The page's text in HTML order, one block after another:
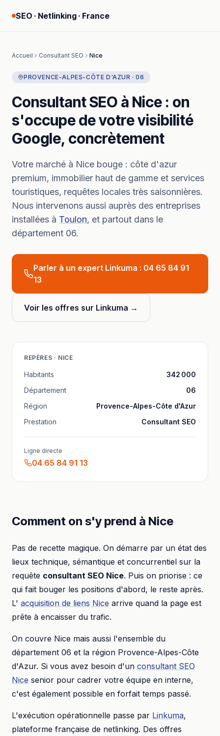
SEO · Netlinking · France
Accueil Consultant SEO Nice
PROVENCE-ALPES-CÔTE D'AZUR ·06
Consultant SEO à Nice : on
s'occupe de votre visibilité
Google, concrètement
Votre marché à Nice bouge : côte d'azur
premium, immobilier haut de gamme et services
touristiques, requêtes locales très saisonnières.
Nous intervenons aussi auprès des entreprises
installées à Toulon, et partout dans le
département 06.
Parler à un expert Linkuma : 04 65 84 91
13
Voir les offres sur Linkuma →
REPÈRES · NICE
Habitants
342 000
Département
06
Région
Provence-Alpes-Côte d'Azur
Prestation
Consultant SEO
Ligne directe
04 65 84 91 13
Comment on s'y prend à Nice
Pas de recette magique. On démarre par un état des
lieux technique, sémantique et concurrentiel sur la
requête consultant SEO Nice. Puis on priorise : ce
qui fait bouger les positions d'abord, le reste après.
L' acquisition de liens Nice arrive quand la page est
prête à encaisser du trafic.
On couvre Nice mais aussi l'ensemble du
département 06 et la région Provence-Alpes-Côte
d'Azur. Si vous avez besoin d'un consultant SEO
Nice senior pour cadrer votre équipe en interne,
c'est également possible en forfait temps passé.
L'exécution opérationnelle passe par Linkuma,
plateforme française de netlinking. Des offres